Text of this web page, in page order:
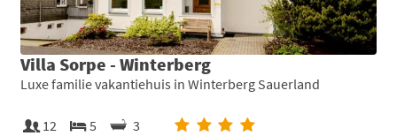
Villa Sorpe - Winterberg
Luxe familie vakantiehuis in Winterberg Sauerland
12 5
3